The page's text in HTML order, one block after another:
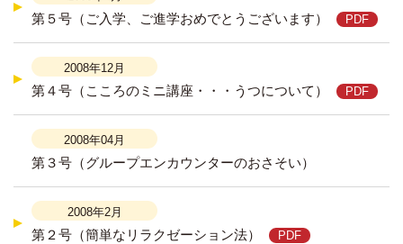
第５号（ご入学、ご進学おめでとうございます）
2008年12月
第４号（こころのミニ講座・・・うつについて）
2008年04月
第３号（グループエンカウンターのおさそい）
2008年2月
第２号（簡単なリラクゼーション法）